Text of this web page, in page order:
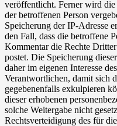
veröffentlicht. Ferner wird
der betroffenen Person
Speicherung der IP-Adresse
den Fall, dass die betroffene
Kommentar die Rechte
postet. Die Speicherung
daher im eigenen Interesse
Verantwortlichen, damit sich
gegebenenfalls exkulpieren
dieser erhobenen
solche Weitergabe nicht
Rechtsverteidigung des für